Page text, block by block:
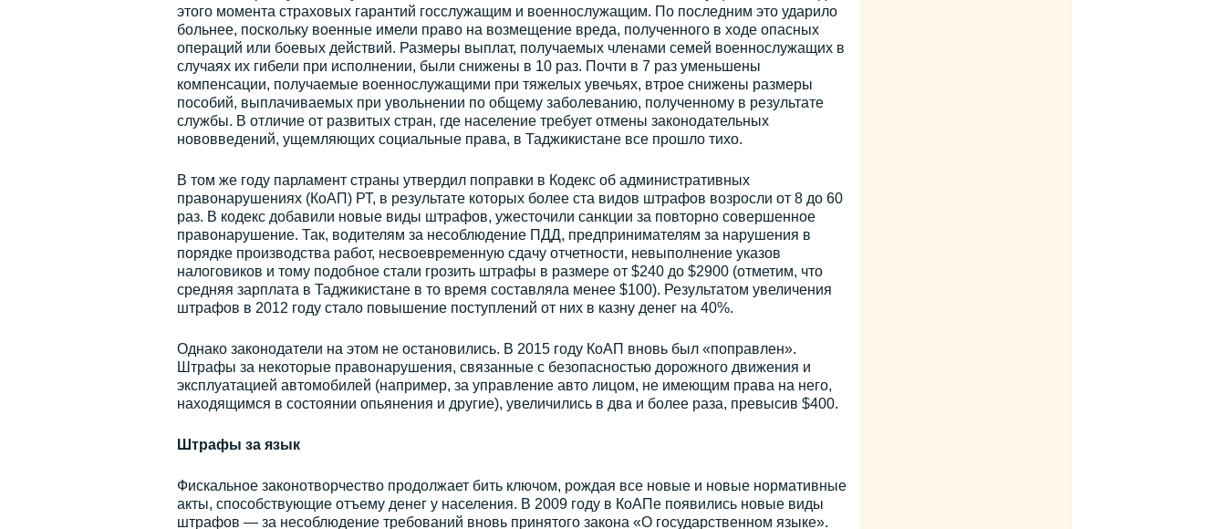
этого момента страховых гарантий госслужащим и военнослужащим. По последним это ударило
больнее, поскольку военные имели право на возмещение вреда, полученного в ходе опасных
операций или боевых действий. Размеры выплат, получаемых членами семей военнослужащих в
случаях их гибели при исполнении, были снижены в 10 раз. Почти в 7 раз уменьшены
компенсации, получаемые военнослужащими при тяжелых увечьях, втрое снижены размеры
пособий, выплачиваемых при увольнении по общему заболеванию, полученному в результате
службы. В отличие от развитых стран, где население требует отмены законодательных
нововведений, ущемляющих социальные права, в Таджикистане все прошло тихо.
В том же году парламент страны утвердил поправки в Кодекс об административных
правонарушениях (КоАП) РТ, в результате которых более ста видов штрафов возросли от 8 до 60
раз. В кодекс добавили новые виды штрафов, ужесточили санкции за повторно совершенное
правонарушение. Так, водителям за несоблюдение ПДД, предпринимателям за нарушения в
порядке производства работ, несвоевременную сдачу отчетности, невыполнение указов
налоговиков и тому подобное стали грозить штрафы в размере от $240 до $2900 (отметим, что
средняя зарплата в Таджикистане в то время составляла менее $100). Результатом увеличения
штрафов в 2012 году стало повышение поступлений от них в казну денег на 40%.
Однако законодатели на этом не остановились. В 2015 году КоАП вновь был «поправлен».
Штрафы за некоторые правонарушения, связанные с безопасностью дорожного движения и
эксплуатацией автомобилей (например, за управление авто лицом, не имеющим права на него,
находящимся в состоянии опьянения и другие), увеличились в два и более раза, превысив $400.
Штрафы за язык
Фискальное законотворчество продолжает бить ключом, рождая все новые и новые нормативные
акты, способствующие отъему денег у населения. В 2009 году в КоАПе появились новые виды
штрафов — за несоблюдение требований вновь принятого закона «О государственном языке».